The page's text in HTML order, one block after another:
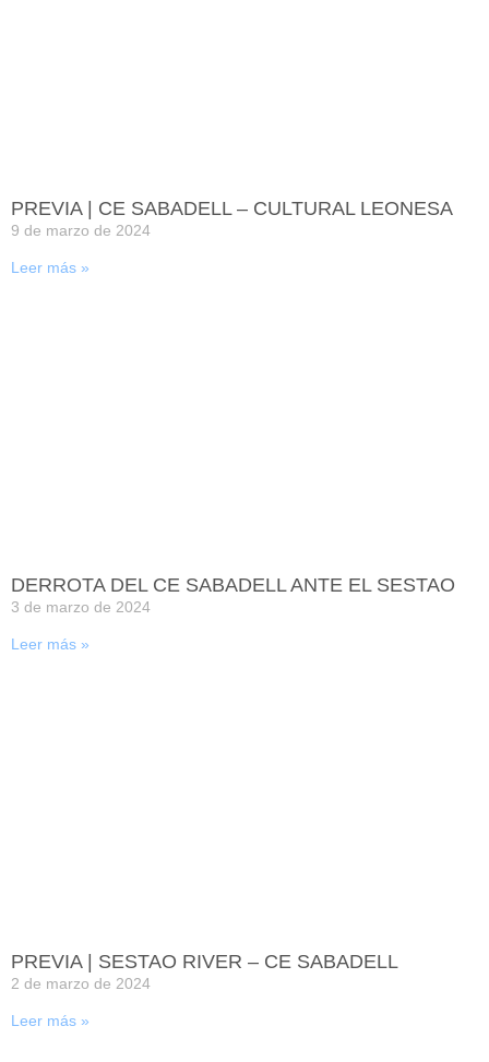
PREVIA | CE SABADELL – CULTURAL LEONESA
9 de marzo de 2024
Leer más »
DERROTA DEL CE SABADELL ANTE EL SESTAO
3 de marzo de 2024
Leer más »
PREVIA | SESTAO RIVER – CE SABADELL
2 de marzo de 2024
Leer más »